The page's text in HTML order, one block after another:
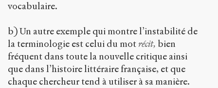
vocabulaire.
b) Un autre exemple qui montre l’instabilité de
la terminologie est celui du motrécit, bien
fréquent dans toute la nouvelle critique ainsi
que dans l’histoire littéraire française, et que
chaque chercheur tend à utiliser à sa manière.